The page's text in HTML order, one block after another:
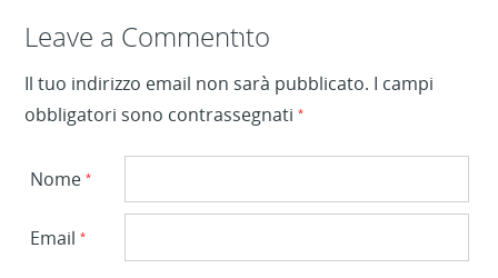
Lascia un commento
Leave a Comment
Il tuo indirizzo email non sarà pubblicato. I campi
obbligatori sono contrassegnati*
Nome*
Email*